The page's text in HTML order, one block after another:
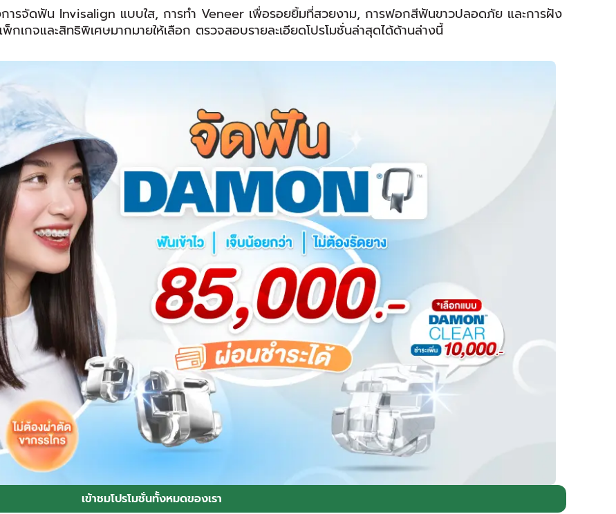
การจัดฟัน Invisalign แบบใส, การทำ Veneer เพื่อรอยยิ้มที่สวยงาม, การฟอกสีฟันขาวปลอดภัย และการฝัง
เกจและสิทธิพิเศษมากมายให้เลือก ตรวจสอบรายละเอียดโปรโมชั่นล่าสุดได้ด้านล่างนี้
เข้าชมโปรโมชั่นทั้งหมดของเรา